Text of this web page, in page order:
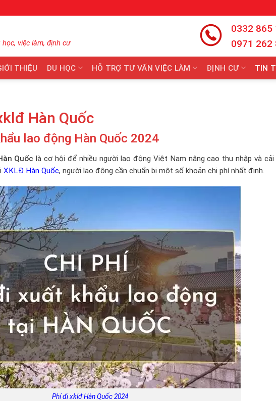
việc làm, định cư
0332 865
0971 262
THIỆU DU HỌC HỖ TRỢ TƯ VẤN VIỆC LÀM ĐỊNH CƯ TIN
Hàn Quốc
lao động Hàn Quốc 2024
Quốclà cơ hội để nhiều người lao động Việt Nam nâng cao thu nhập và cải
XKLĐ Hàn Quốc, người lao động cần chuẩn bị một số khoản chi phí nhất định.
Phí đi xklđ Hàn Quốc 2024